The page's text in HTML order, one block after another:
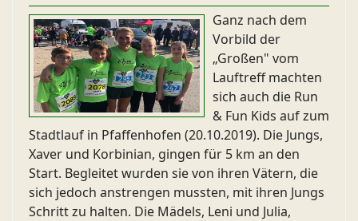
Ganz nach dem
Vorbild der
„Großen" vom
Lauftreff machten
sich auch die Run
& Fun Kids auf zum
Stadtlauf in Pfaffenhofen (20.10.2019). Die Jungs,
Xaver und Korbinian, gingen für 5 km an den
Start. Begleitet wurden sie von ihren Vätern, die
sich jedoch anstrengen mussten, mit ihren Jungs
Schritt zu halten. Die Mädels, Leni und Julia,